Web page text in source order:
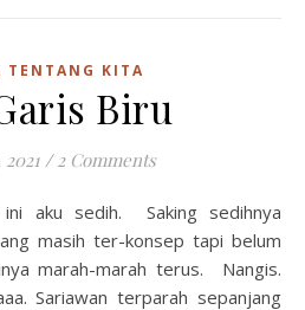
TENTANG KITA
Biru
/ 2 Comments
masih ter-konsep tapi belum
marah-marah terus. Nangis.
Sariawan terparah sepanjang